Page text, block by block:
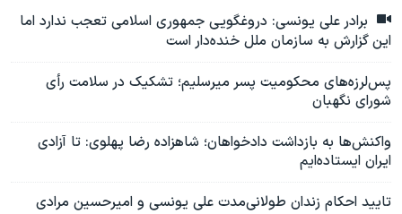
برادر علی یونسی: دروغگویی جمهوری اسلامی تعجب ندارد اما
این گزارش به سازمان ملل خنده‌دار است
پس‌لرزه‌های محکومیت پسر میرسلیم؛ تشکیک در سلامت رأی
شورای نگهبان
واکنش‌ها به بازداشت دادخواهان؛ شاهزاده رضا پهلوی: تا آزادی
ایران ایستاده‌ایم
تایید احکام زندان طولانی‌مدت علی یونسی و امیرحسین مرادی